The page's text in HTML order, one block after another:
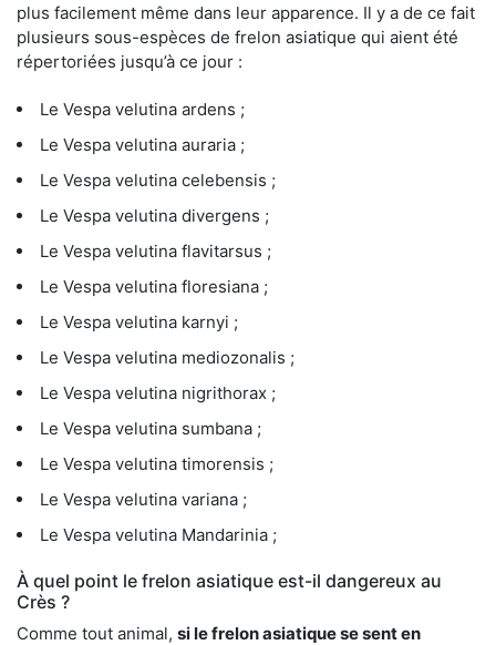
plus facilement même dans leur apparence. Il y a de ce fait
plusieurs sous-espèces de frelon asiatique qui aient été
répertoriées jusqu’à ce jour :
Le Vespa velutina ardens ;
Le Vespa velutina auraria ;
Le Vespa velutina celebensis ;
Le Vespa velutina divergens ;
Le Vespa velutina flavitarsus ;
Le Vespa velutina floresiana ;
Le Vespa velutina karnyi ;
Le Vespa velutina mediozonalis ;
Le Vespa velutina nigrithorax ;
Le Vespa velutina sumbana ;
Le Vespa velutina timorensis ;
Le Vespa velutina variana ;
Le Vespa velutina Mandarinia ;
À quel point le frelon asiatique est-il dangereux au
Crès ?
Comme tout animal, si le frelon asiatique se sent en